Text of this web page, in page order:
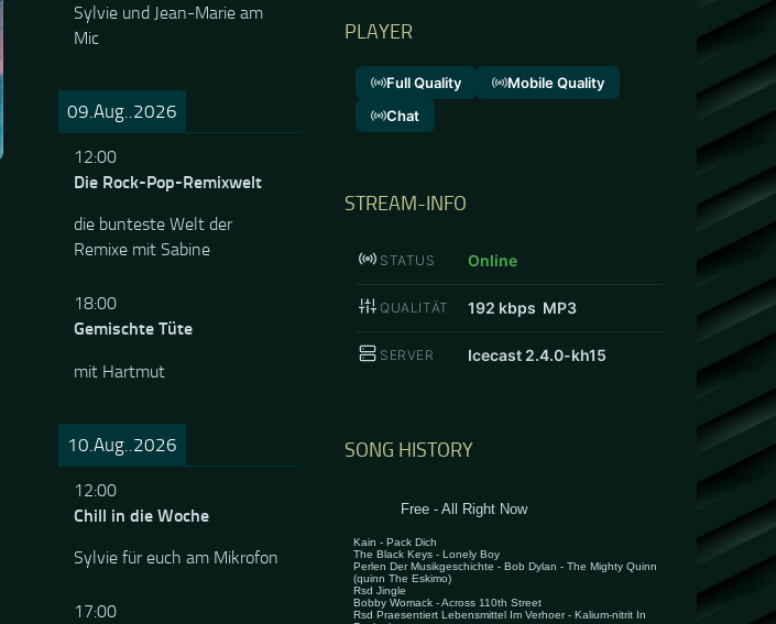
PLAYER
Full Quality
Mobile Quality
Chat
STREAM-INFO
STATUS Online
QUALITÄT 192 kbps MP3
SERVER Icecast 2.4.0-kh15
SONG HISTORY
Sylvie und Jean-Marie am
Mic
09.Aug..2026
12:00
Die Rock-Pop-Remixwelt
die bunteste Welt der
Remixe mit Sabine
18:00
Gemischte Tüte
mit Hartmut
10.Aug..2026
12:00
Chill in die Woche
Sylvie für euch am Mikrofon
17:00